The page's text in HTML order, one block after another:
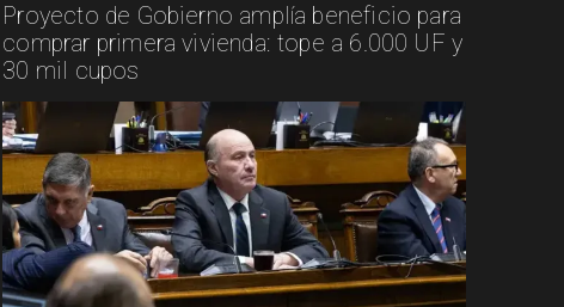
Proyecto de Gobierno amplía beneficio para
comprar primera vivienda: tope a 6.000 UF y
30 mil cupos